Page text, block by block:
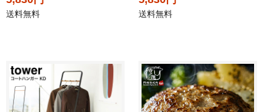
送料無料 送料無料